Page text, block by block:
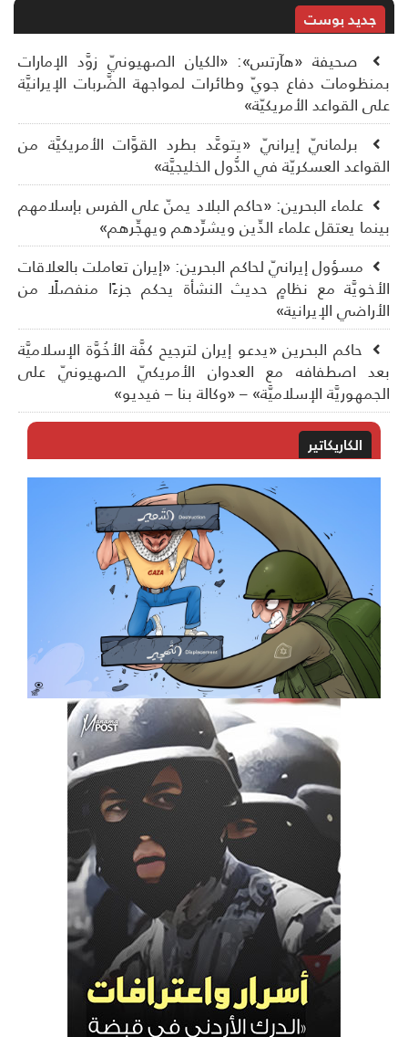
جديد بوست
صحيفة «هآرتس»: «الكيان الصهيونيّ زوَّد الإمارات
دفاع جويّ وطائرات لمواجهة الضَّربات الإيرانيَّة
القواعد الأمريكيّة»
برلمانيّ إيرانيّ «يتوعَّد بطرد القوَّات الأمريكيَّة من
العسكريّة في الدُّول الخليجيَّة»
علماء البحرين: «حاكم البلاد يمنّ على الفرس بإسلامهم
يعتقل علماء الدِّين ويشرِّدهم ويهجِّرهم»
مسؤول إيرانيّ لحاكم البحرين: «إيران تعاملت بالعلاقات
مع نظامٍ حديث النشأة يحكم جزءًا منفصلًا من
الإيرانية»
حاكم البحرين «يدعو إيران لترجيح كفَّة الأخُوَّة الإسلاميَّة
اصطفافه مع العدوان الأمريكيّ الصهيونيّ على
الإسلاميَّة» – «وكالة بنا – فيديو»
الكاريكاتير